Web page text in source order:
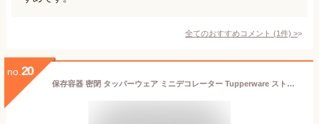
全てのおすすめコメント (1件) >
no. 20
保存容器 密閉 タッパーウェア ミニデコレーター Tupperware ストック 10年保証 スタッキング 小分け 密封 キッチン 食品 560ml おしゃれ 液体 アルコール 調味料 プラスチック お菓子